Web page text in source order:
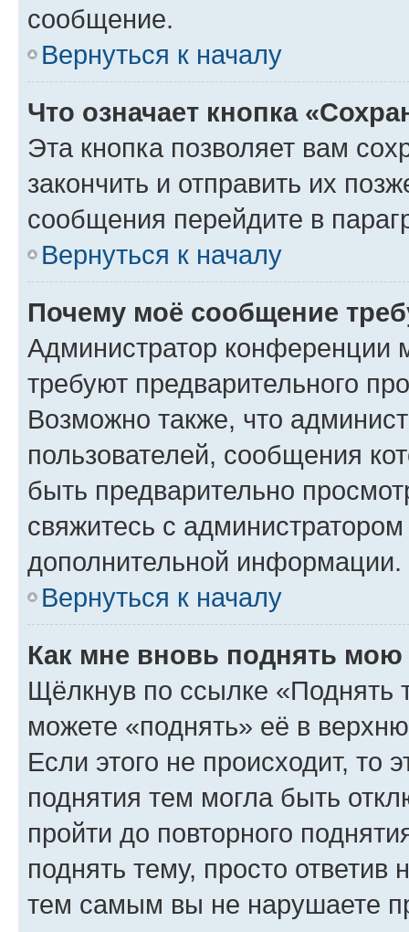
сообщение.
Вернуться к началу
Что означает кнопка
Эта кнопка позволяет вам
закончить и отправить их
сообщения перейдите в
Вернуться к началу
Почему моё сообщение
Администратор конференции
требуют предварительного
Возможно также, что
пользователей, сообщения
быть предварительно
свяжитесь с
дополнительной информации.
Вернуться к началу
Как мне вновь поднять мою
Щёлкнув по ссылке «Поднять
можете «поднять» её в
Если этого не происходит, то
поднятия тем могла быть
пройти до повторного
поднять тему, просто ответив
тем самым вы не нарушаете